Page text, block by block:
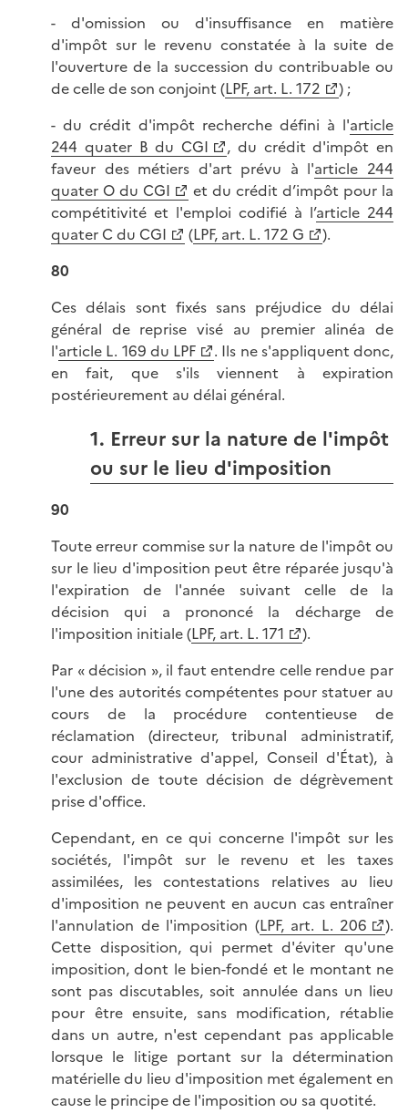
- d'omission ou d'insuffisance en matière
d'impôt sur le revenu constatée à la suite de
l'ouverture de la succession du contribuable ou
de celle de son conjoint (LPF, art. L. 172
) ;
- du crédit d'impôt recherche défini à l'article
244 quater B du CGI
, du crédit d'impôt en
faveur des métiers d'art prévu à l'article 244
quater O du CGI
et du crédit d’impôt pour la
compétitivité et l'emploi codifié à l’article 244
quater C du CGI
(LPF, art. L. 172 G
).
80
Ces délais sont fixés sans préjudice du délai
général de reprise visé au premier alinéa de
l'article L. 169 du LPF
. Ils ne s'appliquent donc,
en fait, que s'ils viennent à expiration
postérieurement au délai général.
1. Erreur sur la nature de l'impôt
ou sur le lieu d'imposition
90
Toute erreur commise sur la nature de l'impôt ou
sur le lieu d'imposition peut être réparée jusqu'à
l'expiration de l'année suivant celle de la
décision qui a prononcé la décharge de
l'imposition initiale (LPF, art. L. 171
).
Par « décision », il faut entendre celle rendue par
l'une des autorités compétentes pour statuer au
cours de la procédure contentieuse de
réclamation (directeur, tribunal administratif,
cour administrative d'appel, Conseil d'État), à
l'exclusion de toute décision de dégrèvement
prise d'office.
Cependant, en ce qui concerne l'impôt sur les
sociétés, l'impôt sur le revenu et les taxes
assimilées, les contestations relatives au lieu
d'imposition ne peuvent en aucun cas entraîner
l'annulation de l'imposition (LPF, art. L. 206
).
Cette disposition, qui permet d'éviter qu'une
imposition, dont le bien-fondé et le montant ne
sont pas discutables, soit annulée dans un lieu
pour être ensuite, sans modification, rétablie
dans un autre, n'est cependant pas applicable
lorsque le litige portant sur la détermination
matérielle du lieu d'imposition met également en
cause le principe de l'imposition ou sa quotité.